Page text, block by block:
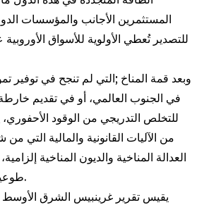
المستثمرين الأجانب والمؤسسات
للتصدير تُعطي الأولوية للأسواق
وبعد قمة المناخ ;التي لم تنجح في توفير
في الجنوب العالمي، أو في تقديم
للتخلص التدريجي من الوقود
من الآليات القانونية والمالية التي
العدالة المناخية والديون المناخية
طوعية يصعب التعويل عليها.
يقيس تقرير غرينبيس الشرق الأوسط